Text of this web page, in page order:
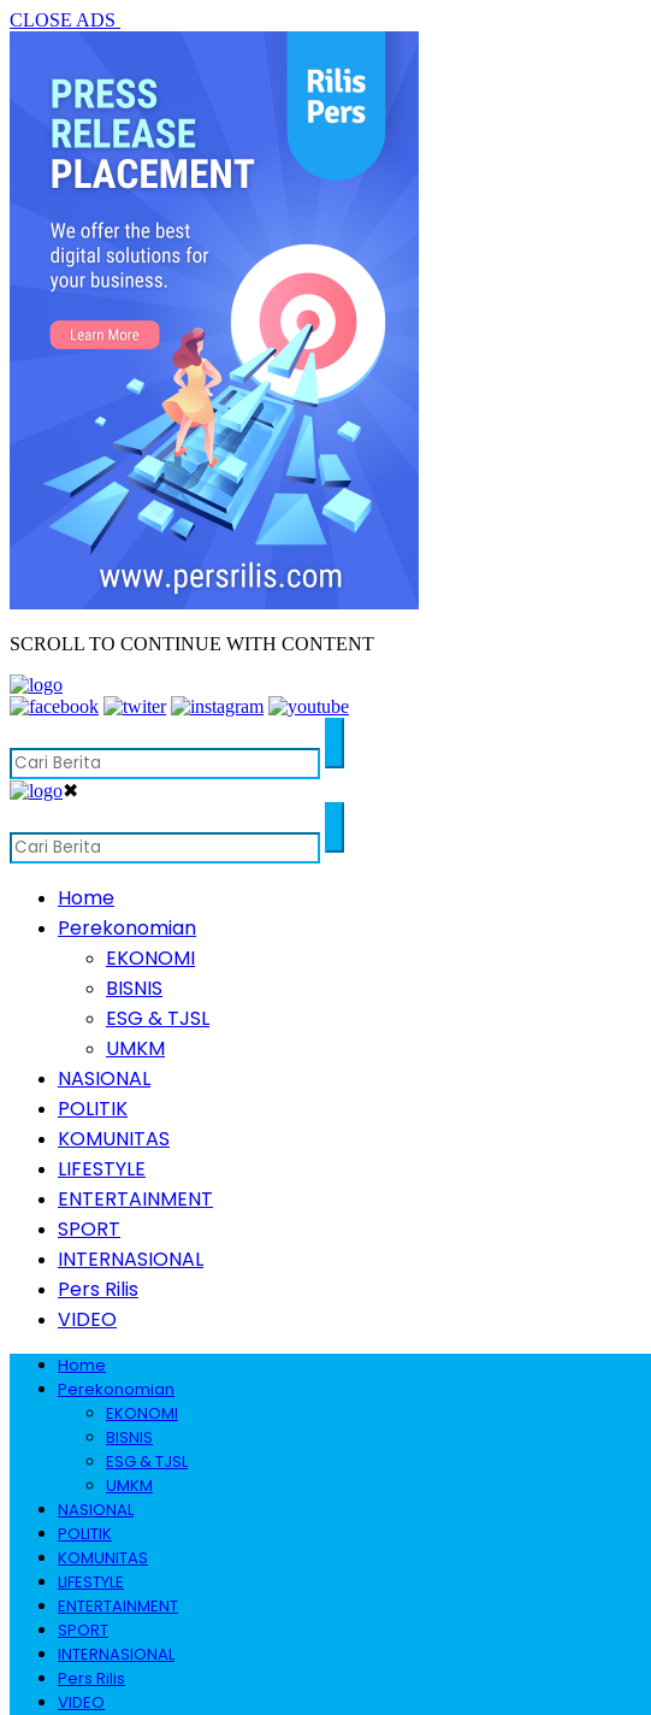
CLOSE ADS
SCROLL TO CONTINUE WITH CONTENT
✖
Home
Perekonomian
EKONOMI
BISNIS
ESG & TJSL
UMKM
NASIONAL
POLITIK
KOMUNITAS
LIFESTYLE
ENTERTAINMENT
SPORT
INTERNASIONAL
Pers Rilis
VIDEO
Home
Perekonomian
EKONOMI
BISNIS
ESG & TJSL
UMKM
NASIONAL
POLITIK
KOMUNITAS
LIFESTYLE
ENTERTAINMENT
SPORT
INTERNASIONAL
Pers Rilis
VIDEO